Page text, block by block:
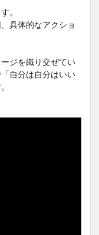
。
具体的なアクショ
ジを織り交ぜてい
自分は自分はいい